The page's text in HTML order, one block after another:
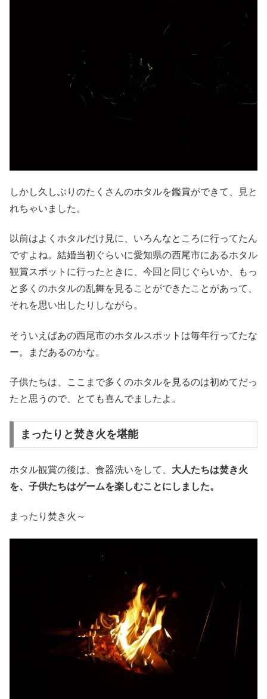
しかし久しぶりのたくさんのホタルを鑑賞ができて、見と
れちゃいました。
以前はよくホタルだけ見に、いろんなところに行ってたん
ですよね。結婚当初ぐらいに愛知県の西尾市にあるホタル
観賞スポットに行ったときに、今回と同じぐらいか、もっ
と多くのホタルの乱舞を見ることができたことがあって、
それを思い出したりしながら。
そういえばあの西尾市のホタルスポットは毎年行ってたな
ー。まだあるのかな。
子供たちは、ここまで多くのホタルを見るのは初めてだっ
たと思うので、とても喜んでましたよ。
まったりと焚き火を堪能
ホタル観賞の後は、食器洗いをして、 大人たちは焚き火
を、子供たちはゲームを楽しむことにしました。
まったり焚き火～